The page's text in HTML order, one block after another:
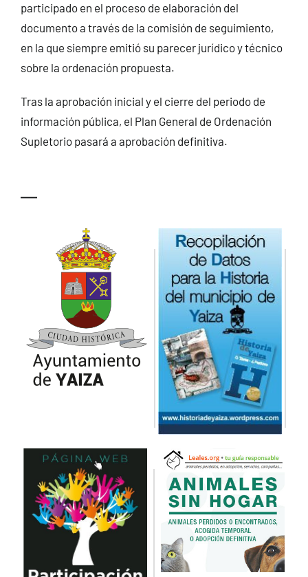
participado en el proceso de elaboración del
documento a través de la comisión de seguimiento,
en la que siempre emitió su parecer jurídico y técnico
sobre la ordenación propuesta.
Tras la aprobación inicial y el cierre del periodo de
información pública, el Plan General de Ordenación
Supletorio pasará a aprobación definitiva.
—